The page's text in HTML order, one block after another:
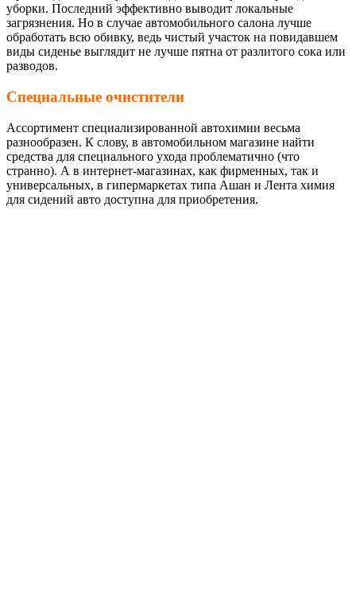
уборки. Последний эффективно выводит локальные
загрязнения. Но в случае автомобильного салона лучше
обработать всю обивку, ведь чистый участок на повидавшем
виды сиденье выглядит не лучше пятна от разлитого сока или
разводов.
Специальные очистители
Ассортимент специализированной автохимии весьма
разнообразен. К слову, в автомобильном магазине найти
средства для специального ухода проблематично (что
странно). А в интернет-магазинах, как фирменных, так и
универсальных, в гипермаркетах типа Ашан и Лента химия
для сидений авто доступна для приобретения.